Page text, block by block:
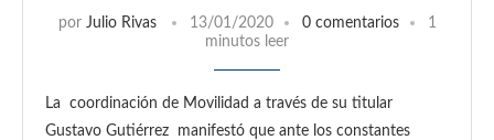
por Julio Rivas 13/01/2020 0 comentarios
1
minutos leer
La coordinación de Movilidad a través de su titular
Gustavo Gutiérrez manifestó que ante los constantes